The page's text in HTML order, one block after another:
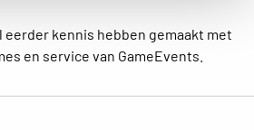
eerder kennis hebben gemaakt met
en service van GameEvents.